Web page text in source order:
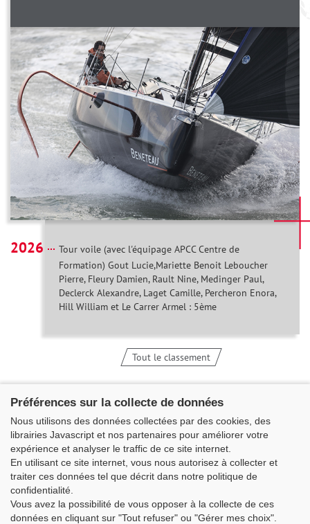
2026
Tour voile (avec l'équipage APCC Centre de
Formation) Gout Lucie,Mariette Benoit Leboucher
Pierre, Fleury Damien, Rault Nine, Medinger Paul,
Declerck Alexandre, Laget Camille, Percheron Enora,
Hill William et Le Carrer Armel : 5ème
Tout le classement
Classe Figaro Beneteau - Maison des skippers - N°1 Terre-Plein du
Préférences sur la collecte de données
Nous utilisons des données collectées par des cookies, des
librairies Javascript et nos partenaires pour améliorer votre
expérience et analyser le traffic de ce site internet.
En utilisant ce site internet, vous nous autorisez à collecter et
traiter ces données tel que décrit dans notre politique de
confidentialité.
Vous avez la possibilité de vous opposer à la collecte de ces
données en cliquant sur "Tout refuser" ou "Gérer mes choix".